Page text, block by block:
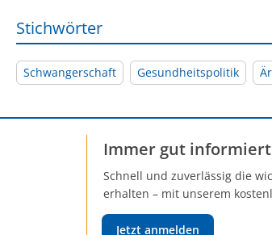
Stichwörter
Schwangerschaft Gesundheitspolitik
Immer gut informiert
Schnell und zuverlässig die
erhalten – mit unserem
Jetzt anmelden